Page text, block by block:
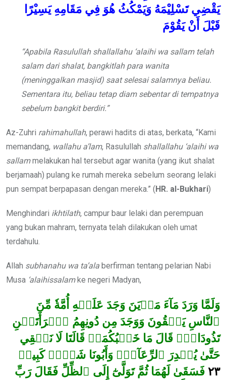
يَقْضِي تَسْلِيْمَهُ وَيَمْكُثُ هُوَ فِي مَقَامِهِ يَسِيْرًا
قَبْلَ أَنْ يَقُوْمَ
“Apabila Rasulullah shallallahu ‘alaihi wa sallam telah
salam dari shalat, bangkitlah para wanita
(meninggalkan masjid) saat selesai salamnya beliau.
Sementara itu, beliau tetap diam sebentar di tempatnya
sebelum bangkit berdiri.”
Az-Zuhri rahimahullah, perawi hadits di atas, berkata, “Kami
memandang, wallahu a’lam, Rasulullah shallallahu ‘alaihi wa
sallammelakukan hal tersebut agar wanita (yang ikut shalat
berjamaah) pulang ke rumah mereka sebelum seorang lelaki
pun sempat berpapasan dengan mereka.” (HR. al-Bukhari)
Menghindari ikhtilath, campur baur lelaki dan perempuan
yang bukan mahram, ternyata telah dilakukan oleh umat
terdahulu.
Allah subhanahu wa ta’ala berfirman tentang pelarian Nabi
Musa ‘alaihissalamke negeri Madyan,
وَلَمَّا وَرَدَ مَآءَ مَدۡيَنَ وَجَدَ عَلَيۡهِ أُمَّةٗ مِّنَ
ٱلنَّاسِ يَسۡقُونَ وَوَجَدَ مِن دُونِهِمُ ٱمۡرَأَتَيۡنِ
تَذُودَانِۖ قَالَ مَا خَطۡبُكُمَاۖ قَالَتَا لَا نَسۡقِي
حَتَّىٰ يُصۡدِرَ ٱلرِّعَآءُۖ وَأَبُونَا شَيۡخٞ كَبِيرٞ
٢٣ فَسَقَىٰ لَهُمَا ثُمَّ تَوَلَّىٰٓ إِلَى ٱلظِّلِّ فَقَالَ رَبِّ